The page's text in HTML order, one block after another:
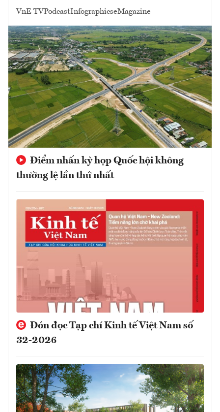
VnE TVPodcastInfographicseMagazine
Điểm nhấn kỳ họp Quốc hội không
thường lệ lần thứ nhất
Đón đọc Tạp chí Kinh tế Việt Nam số
32-2026